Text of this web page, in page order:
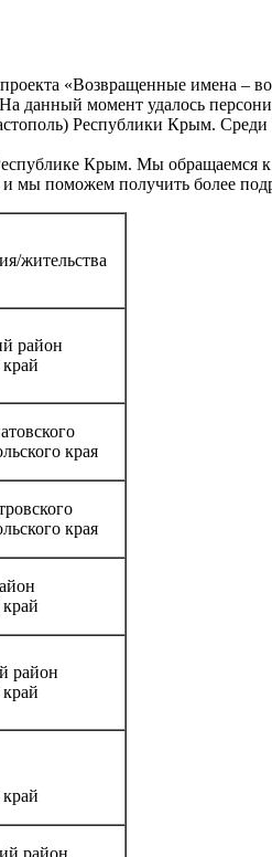
«Возвращенные имена –
данный момент удалось
Республики Крым. Среди
Крым. Мы
и мы поможем получить более
жительства
район
края
края
район
район